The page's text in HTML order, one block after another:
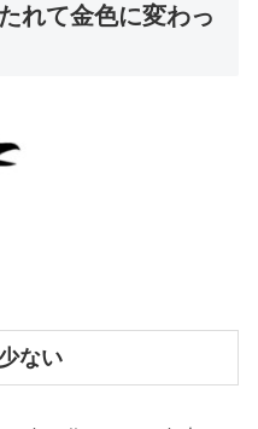
れて金色に変わっ
ない